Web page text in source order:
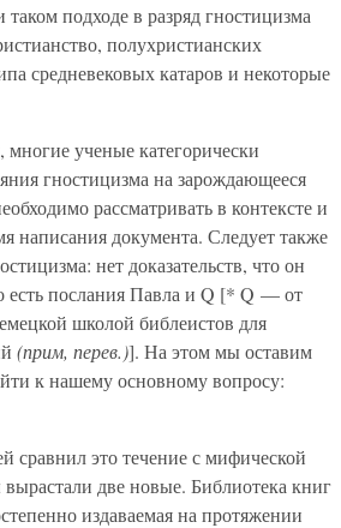
подходе в разряд гностицизма
полухристианских
средневековых катаров и некоторые
ученые категорически
гностицизма на зарождающееся
рассматривать в контексте и
написания документа. Следует также
нет доказательств, что он
есть послания Павла и Q [* Q — от
школой библеистов для
(прим, перев.)]. На этом мы оставим
к нашему основному вопросу:
сравнил это течение с мифической
две новые. Библиотека книг
издаваемая на протяжении